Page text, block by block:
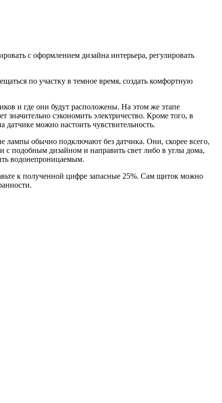
с оформлением дизайна интерьера, регулировать
по участку в темное время, создать комфортную
и где они будут расположены. На этом же этапе
сэкономить электричество. Кроме того, в
можно настоить чувствительность.
лампы обычно подключают без датчика. Они, скорее всего,
подобным дизайном и направить свет либо в углы дома,
водонепроницаемым.
к полученной цифре запасные 25%. Сам щиток можно